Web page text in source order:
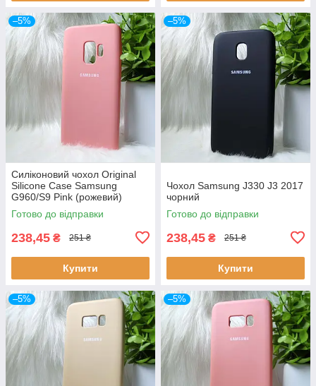
–5%
Силіконовий чохол Original
Silicone Case Samsung
G960/S9 Pink (рожевий)
Готово до відправки
238,45 ₴ 251 ₴
Купити
–5%
Чохол Samsung J330 J3 2017
чорний
Готово до відправки
238,45 ₴ 251 ₴
Купити
–5% –5%